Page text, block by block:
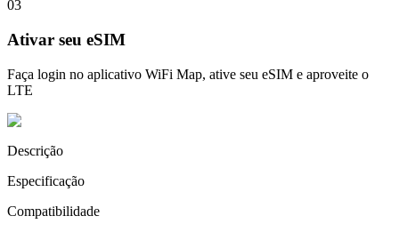
03
Ativar seu eSIM
Faça login no aplicativo WiFi Map, ative seu eSIM e aproveite o
LTE
Descrição
Especificação
Compatibilidade